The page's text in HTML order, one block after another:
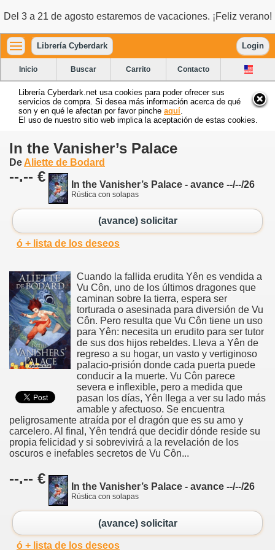
Del 3 a 21 de agosto estaremos de vacaciones. ¡Feliz verano!
Librería Cyberdark Login
Inicio Buscar Carrito Contacto
Librería Cyberdark.net usa cookies para poder ofrecer sus
servicios de compra. Si desea más información acerca de qué
son y en qué le afectan por favor pinche aquí
El uso de nuestro sitio web implica la aceptación de estas cookies.
In the Vanisher’s Palace
De Aliette de Bodard
--.-- € In the Vanisher’s Palace - avance --/--/26
Rústica con solapas
(avance) solicitar
ó + lista de los deseos
Cuando la fallida erudita Yên es vendida a
Vu Côn, uno de los últimos dragones que
caminan sobre la tierra, espera ser
torturada o asesinada para diversión de Vu
Côn. Pero resulta que Vu Côn tiene un uso
para Yên: necesita un erudito para ser tutor
de sus dos hijos rebeldes. Lleva a Yên de
regreso a su hogar, un vasto y vertiginoso
palacio-prisión donde cada puerta puede
conducir a la muerte. Vu Côn parece
severa e inflexible, pero a medida que
pasan los días, Yên llega a ver su lado más
amable y afectuoso. Se encuentra
peligrosamente atraída por el dragón que es su amo y
carcelero. Al final, Yên tendrá que decidir dónde reside su
propia felicidad y si sobrevivirá a la revelación de los
oscuros e inefables secretos de Vu Côn...
--.-- € In the Vanisher’s Palace - avance --/--/26
Rústica con solapas
(avance) solicitar
ó + lista de los deseos